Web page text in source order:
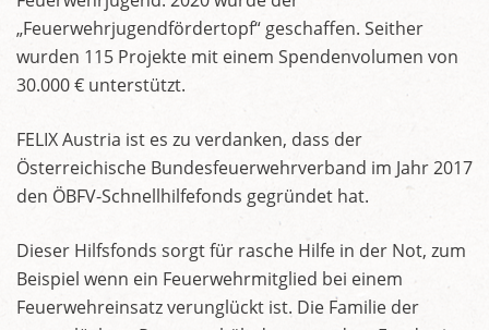
„Feuerwehrjugendfördertopf“ geschaffen. Seither
wurden 115 Projekte mit einem Spendenvolumen von
30.000 € unterstützt.
FELIX Austria ist es zu verdanken, dass der
Österreichische Bundesfeuerwehrverband im Jahr 2017
den ÖBFV-Schnellhilfefonds gegründet hat.
Dieser Hilfsfonds sorgt für rasche Hilfe in der Not, zum
Beispiel wenn ein Feuerwehrmitglied bei einem
Feuerwehreinsatz verunglückt ist. Die Familie der